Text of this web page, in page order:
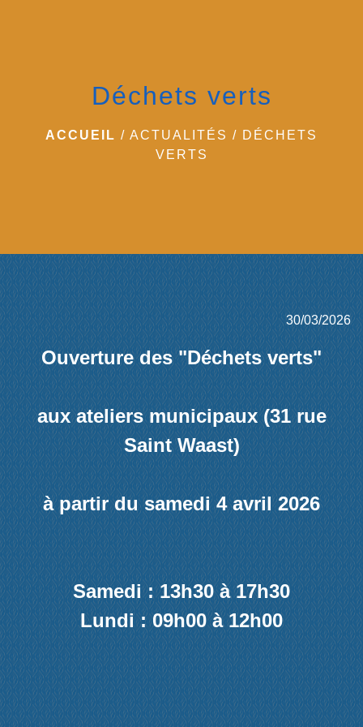
Déchets verts
ACCUEIL / ACTUALITÉS / DÉCHETS
VERTS
30/03/2026
Ouverture des "Déchets verts"
aux ateliers municipaux (31 rue
Saint Waast)
à partir du samedi 4 avril 2026
Samedi : 13h30 à 17h30
Lundi : 09h00 à 12h00